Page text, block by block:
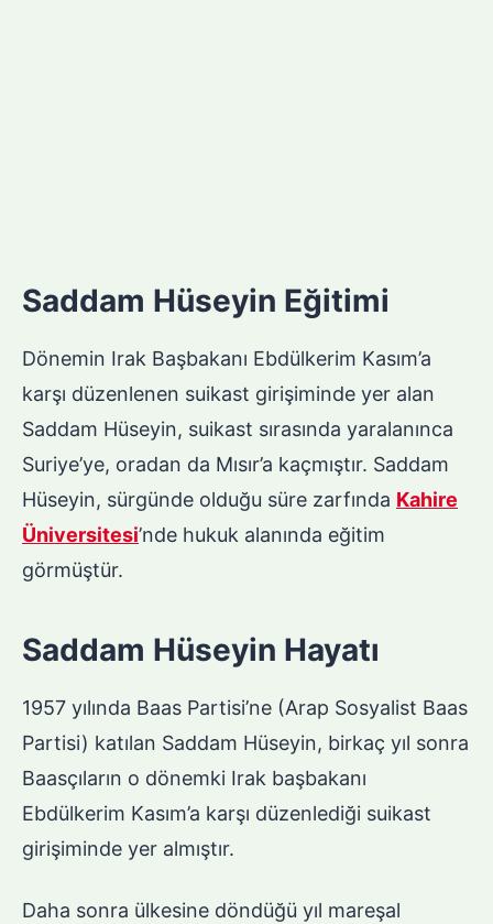
Saddam Hüseyin Eğitimi
Dönemin Irak Başbakanı Ebdülkerim Kasım’a
karşı düzenlenen suikast girişiminde yer alan
Saddam Hüseyin, suikast sırasında yaralanınca
Suriye’ye, oradan da Mısır’a kaçmıştır. Saddam
Hüseyin, sürgünde olduğu süre zarfında Kahire
Üniversitesi’nde hukuk alanında eğitim
görmüştür.
Saddam Hüseyin Hayatı
1957 yılında Baas Partisi’ne (Arap Sosyalist Baas
Partisi) katılan Saddam Hüseyin, birkaç yıl sonra
Baasçıların o dönemki Irak başbakanı
Ebdülkerim Kasım’a karşı düzenlediği suikast
girişiminde yer almıştır.
Daha sonra ülkesine döndüğü yıl mareşal